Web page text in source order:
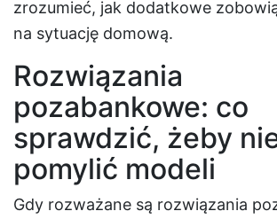
zrozumieć, jak dodatkowe
na sytuację domową.
Rozwiązania
pozabankowe: co
sprawdzić, żeby
pomylić modeli
Gdy rozważane są rozwiązania